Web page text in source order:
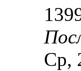
Ср,